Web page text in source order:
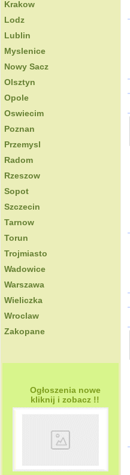
Krakow
Lodz
Lublin
Myslenice
Nowy Sacz
Olsztyn
Opole
Oswiecim
Poznan
Przemysl
Radom
Rzeszow
Sopot
Szczecin
Tarnow
Torun
Trojmiasto
Wadowice
Warszawa
Wieliczka
Wroclaw
Zakopane
Ogłoszenia nowe
kliknij i zobacz !!